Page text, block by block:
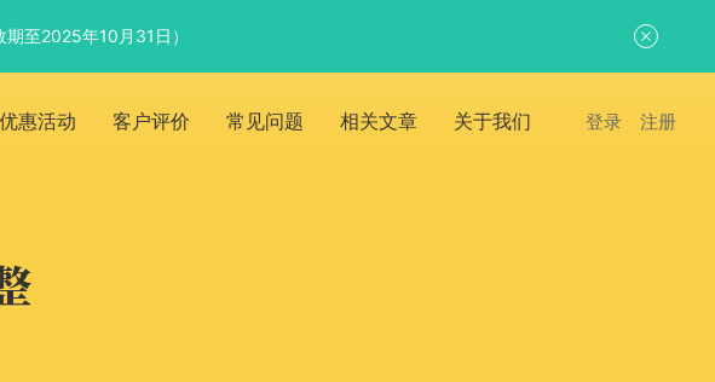
优惠活动 客户评价 常见问题 相关文章 关于我们 登录 注册
至2025年10月31日）